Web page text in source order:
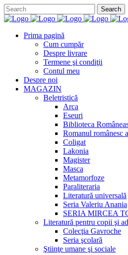
Prima pagină
Cum cumpăr
Despre livrare
Termene şi condiţii
Contul meu
Despre noi
MAGAZIN
Beletristică
Arca
Eseuri
Biblioteca
Romanul românesc
Coligat
Lakonia
Magister
Masca
Metamorfoze
Paraliteraria
Literatură universală
Seria Valeriu Anania
SERIA MIRCEA
Literatură pentru copii şi
Colecţia Gavroche
Seria şcolară
Ştiinţe umane şi sociale